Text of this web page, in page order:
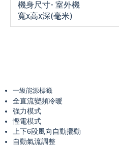
機身尺寸- 室外機
寬x高x深(毫米)
一級能源標籤
全直流變頻冷暖
強力模式
慳電模式
上下6段風向自動擺動
自動氣流調整